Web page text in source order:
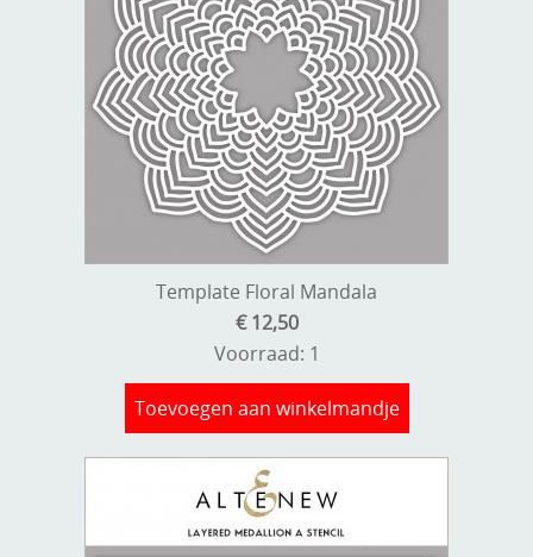
Wat nog, een creatief kijkje
Template Floral Mandala
€ 12,50
Voorraad: 1
Toevoegen aan winkelmandje